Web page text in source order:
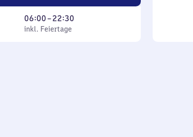
inkl. Feiertage
06:00–22:30
Von
6
inkl. Feiertage